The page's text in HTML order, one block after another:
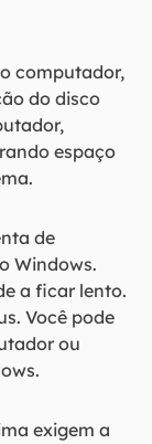
computador,
do disco
espaço
de
Windows.
a ficar lento.
Você pode
ou
exigem a